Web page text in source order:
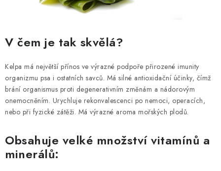
SLUŽBY
VÝMĚNA, VRÁCENÍ A REKLAMACE
O nás Kontakty
Doprava a platba
Výměna, vrácení a reklamace
Obchodní podmínky
Zásady použivání souboru cookies
Hodnocení obchodu
FAQ
V čem je tak skvělá?
Kelpa má největší přínos ve výrazné podpoře přirozené imunity
organizmu psa i ostatních savců. Má silné antioxidační účinky, čímž
brání organismus proti degenerativním změnám a nádorovým
onemocněním. Urychluje rekonvalescenci po nemoci, operacích,
nebo při fyzické zátěži. Má výrazné aroma mořských plodů.
Obsahuje velké množství vitamínů a
minerálů: